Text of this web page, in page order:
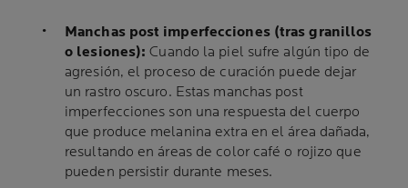
Manchas post imperfecciones (tras granillos
o lesiones): Cuando la piel sufre algún tipo de
agresión, el proceso de curación puede dejar
un rastro oscuro. Estas manchas post
imperfecciones son una respuesta del cuerpo
que produce melanina extra en el área dañada,
resultando en áreas de color café o rojizo que
pueden persistir durante meses.